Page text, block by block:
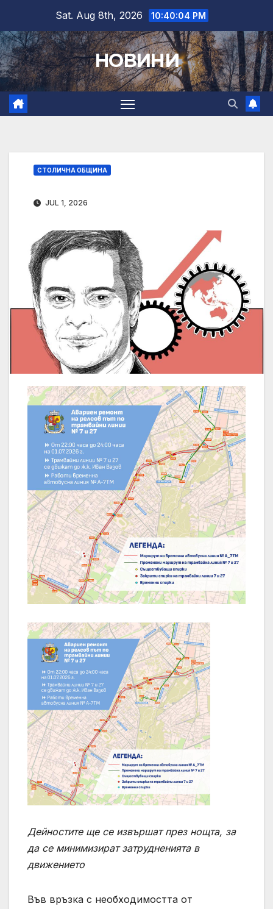
content
Sat. Aug 8th, 2026 10:40:05 PM
НОВИНИ
СТОЛИЧНА ОБЩИНА
JUL 1, 2026
Дейностите ще се извършат през нощта, за
да се минимизират затрудненията в
движението
Във връзка с необходимостта от